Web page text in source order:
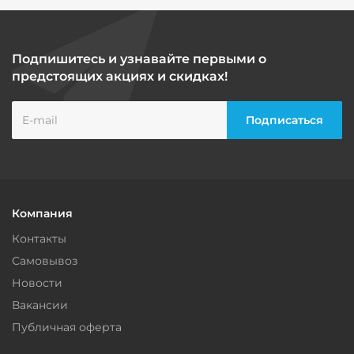
Подпишитесь и узнавайте первыми о
предстоящих акциях и скидках!
Компания
Контакты
Самовывоз
Новости
Вакансии
Публичная оферта